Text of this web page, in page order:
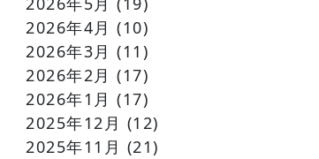
2026年4月 (10)
2026年3月 (11)
2026年2月 (17)
2026年1月 (17)
2025年12月 (12)
2025年11月 (21)